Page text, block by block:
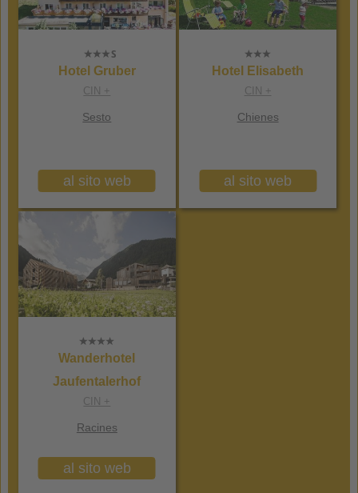
Hotel Gruber
CIN +
Sesto
al sito web
Hotel Elisabeth
CIN +
Chienes
al sito web
Wanderhotel
Jaufentalerhof
CIN +
Racines
al sito web